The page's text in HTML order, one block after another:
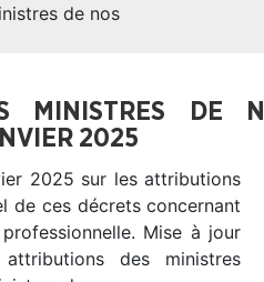
de nos
MINISTRES DE
2025
2025 sur les attributions
de ces décrets concernant
Mise à jour
des ministres